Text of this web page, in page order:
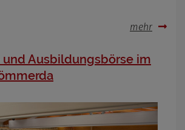
mehr
und Ausbildungsbörse im